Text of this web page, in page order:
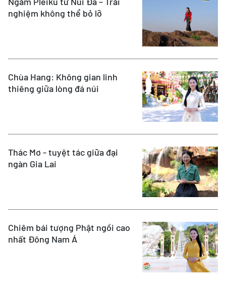
nghiệm không thể bỏ lỡ
Chùa Hang: Không gian linh
thiêng giữa lòng đá núi
Thác Mơ - tuyệt tác giữa đại
ngàn Gia Lai
Chiêm bái tượng Phật ngồi cao
nhất Đông Nam Á